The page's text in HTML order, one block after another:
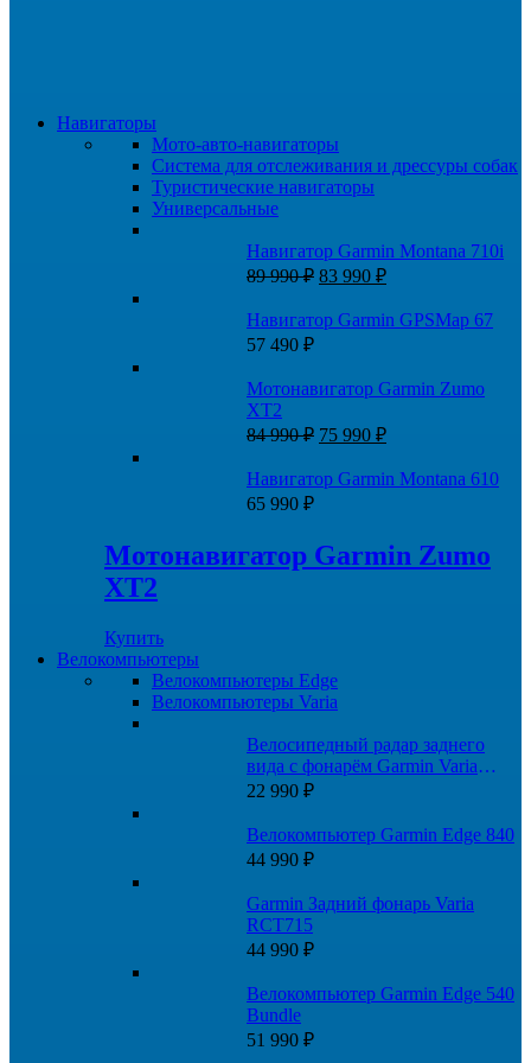
Навигаторы
Мото-авто-навигаторы
Система для отслеживания и дрессуры собак
Туристические навигаторы
Универсальные
Навигатор Garmin Montana 710i
89 990₽ Первоначальная
составляла
89
83 990 ₽Текущая
83
Навигатор Garmin GPSMap 67
57 490 ₽
Мотонавигатор Garmin Zumo
XT2
84 990₽ Первоначальная
составляла
84
75 990 ₽Текущая
75
Навигатор Garmin Montana 610
65 990 ₽
Мотонавигатор Garmin Zumo
XT2
Купить
Велокомпьютеры
Велокомпьютеры Edge
Велокомпьютеры Varia
Велосипедный радар заднего
вида с фонарём Garmin Varia
RTL515 (A04024)
22 990 ₽
Велокомпьютер Garmin Edge 840
44 990 ₽
Garmin Задний фонарь Varia
RCT715
44 990 ₽
Велокомпьютер Garmin Edge 540
Bundle
51 990 ₽